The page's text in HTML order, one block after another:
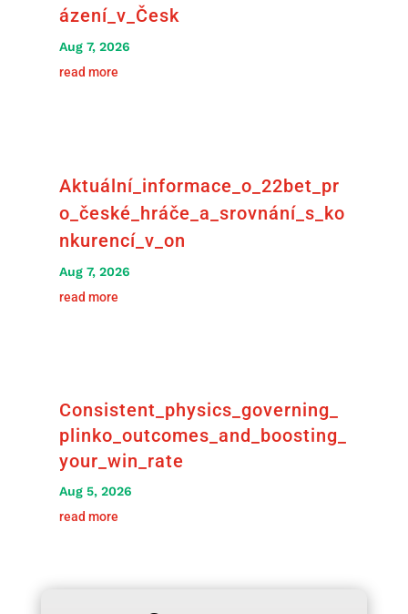
ázení_v_Česk
Aug 7, 2026
read more
Aktuální_informace_o_22bet_pr
o_české_hráče_a_srovnání_s_ko
nkurencí_v_on
Aug 7, 2026
read more
Consistent_physics_governing_
plinko_outcomes_and_boosting_
your_win_rate
Aug 5, 2026
read more